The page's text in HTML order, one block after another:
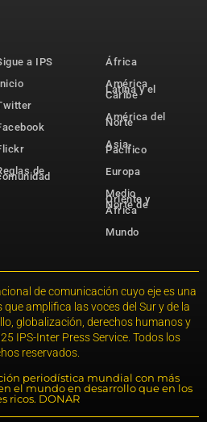
a IPS
de
África
América
Latina y el
Caribe
América del
Norte
Asia-
Pacífico
Europa
Medio
Oriente y
Norte de
África
Mundo
de comunicación cuyo eje es una
amplifica las voces del Sur y de la
globalización, derechos humanos y
IPS-Inter Press Service. Todos los
reservados.
periodística mundial con más
el mundo en desarrollo que en los
ricos. DONAR